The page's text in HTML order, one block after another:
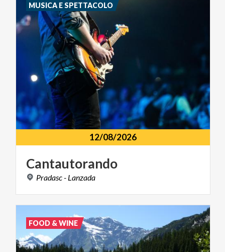
12/08/2026
Cantautorando
Pradasc- Lanzada
MUSICA E SPETTACOLO
FOOD & WINE